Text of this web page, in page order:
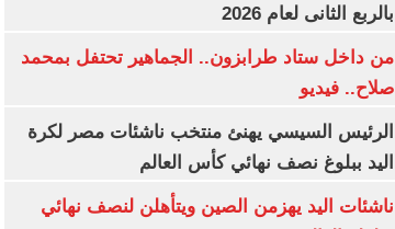
بالربع الثانى لعام 2026
من داخل ستاد طرابزون.. الجماهير تحتفل بمحمد
صلاح.. فيديو
الرئيس السيسي يهنئ منتخب ناشئات مصر لكرة
اليد ببلوغ نصف نهائي كأس العالم
ناشئات اليد يهزمن الصين ويتأهلن لنصف نهائي